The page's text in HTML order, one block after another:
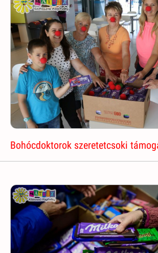
Bohócdoktorok szeretetcsoki